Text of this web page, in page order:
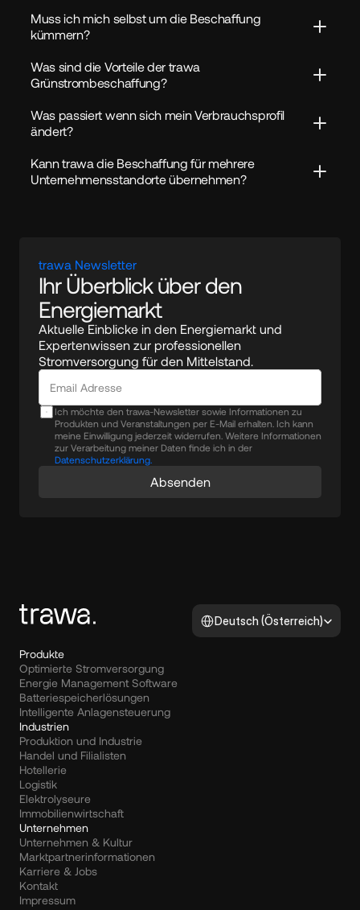
Muss ich mich selbst um die Beschaffung
kümmern?
Was sind die Vorteile der trawa
Grünstrombeschaffung?
Was passiert wenn sich mein Verbrauchsprofil
ändert?
Kann trawa die Beschaffung für mehrere
Unternehmensstandorte übernehmen?
trawa Newsletter
Ihr Überblick über den
Energiemarkt
Aktuelle Einblicke in den Energiemarkt und
Expertenwissen zur professionellen
Stromversorgung für den Mittelstand.
Ich möchte den trawa-Newsletter sowie Informationen zu
Produkten und Veranstaltungen per E-Mail erhalten. Ich kann
meine Einwilligung jederzeit widerrufen. Weitere Informationen
zur Verarbeitung meiner Daten finde ich in der
Datenschutzerklärung.
Absenden
Select Language
Deutsch (Österreich)
Produkte
Optimierte Stromversorgung
Energie Management Software
Batteriespeicherlösungen
Intelligente Anlagensteuerung
Industrien
Produktion und Industrie
Handel und Filialisten
Hotellerie
Logistik
Elektrolyseure
Immobilienwirtschaft
Unternehmen
Unternehmen & Kultur
Marktpartnerinformationen
Karriere & Jobs
Kontakt
Impressum